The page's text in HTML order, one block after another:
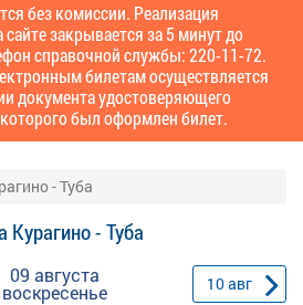
без комиссии. Реализация
закрывается за 5 минут до
справочной службы: 220-11-72.
билетам осуществляется
документа удостоверяющего
был оформлен билет.
- Туба
Курагино - Туба
09 августа
воскресенье 10авг